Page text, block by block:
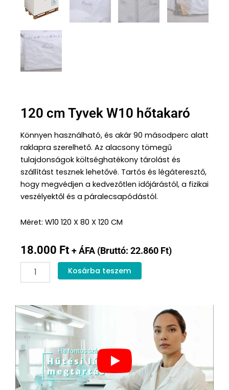
120 cm Tyvek W10 hőtakaró
Könnyen használható, és akár 90 másodperc alatt
raklapra szerelhető. Az alacsony tömegű
tulajdonságok költséghatékony tárolást és
szállítást tesznek lehetővé. Tartós és légáteresztő,
hogy megvédjen a kedvezőtlen időjárástól, a fizikai
veszélyektől és a páralecsapódástól.
Méret: W10 120 X 80 X 120 CM
18.000 Ft + ÁFA (Bruttó: 22.860 Ft)
hőtakaró
mennyiség
Kosárba teszem